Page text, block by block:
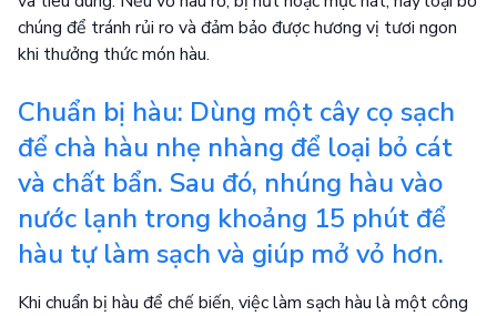
chúng để tránh rủi ro và đảm bảo được hương vị tươi ngon
khi thưởng thức món hàu.
Chuẩn bị hàu: Dùng một cây cọ sạch
để chà hàu nhẹ nhàng để loại bỏ cát
và chất bẩn. Sau đó, nhúng hàu vào
nước lạnh trong khoảng 15 phút để
hàu tự làm sạch và giúp mở vỏ hơn.
Khi chuẩn bị hàu để chế biến, việc làm sạch hàu là một công